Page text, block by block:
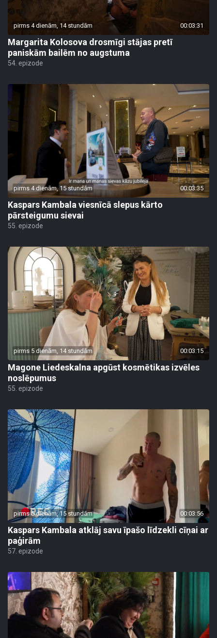
pirms 4 dienām, 14 stundām 00:03:31
Margarita Kolosova drosmīgi stājas pretī
paniskām bailēm no augstuma
54. epizode
pirms 4 dienām, 15 stundām 00:03:35
Kaspars Kambala viesnīcā slepus kārto
pārsteigumu sievai
55. epizode
pirms 5 dienām, 14 stundām 00:03:15
Magone Liedeskalna apgūst kosmētikas izvēles
noslēpumus
55. epizode
pirms 5 dienām, 15 stundām 00:03:56
Kaspars Kambala atklāj savu īpašo līdzekli cīņai ar
paģirām
57. epizode